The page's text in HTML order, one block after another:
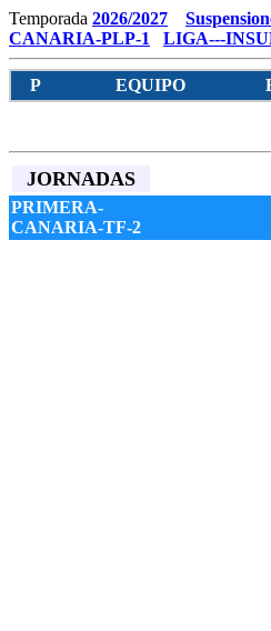
Temporada 2026/2027
CANARIA-PLP-1
LIGA---
P EQUIPO
JORNADAS
PRIMERA-
CANARIA-TF-2